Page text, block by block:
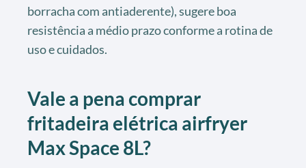
borracha com antiaderente), sugere boa
resistência a médio prazo conforme a rotina de
uso e cuidados.
Vale a pena comprar
fritadeira elétrica airfryer
Max Space 8L?